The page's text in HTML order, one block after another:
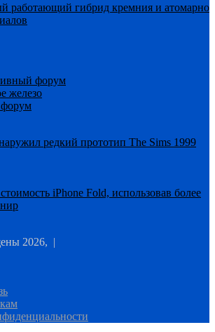
работающий гибрид кремния и атомарно
форум
железо
редкий прототип The Sims 1999
iPhone Fold, использовав более
2026, |